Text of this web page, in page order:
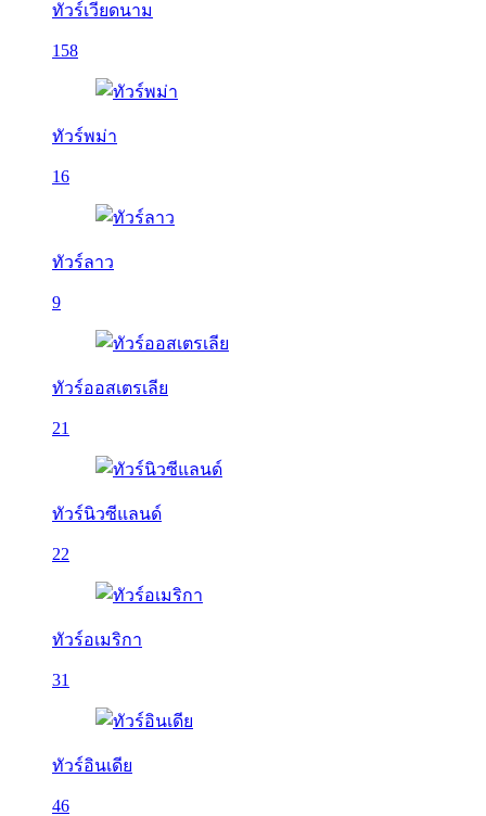
ทัวร์เวียดนาม
158
ทัวร์พม่า
16
ทัวร์ลาว
9
ทัวร์ออสเตรเลีย
21
ทัวร์นิวซีแลนด์
22
ทัวร์อเมริกา
31
ทัวร์อินเดีย
46